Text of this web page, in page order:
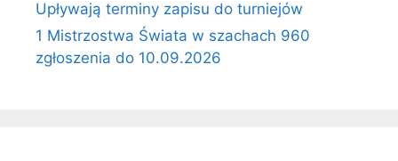
Upływają terminy zapisu do turniejów
1 Mistrzostwa Świata w szachach 960
zgłoszenia do 10.09.2026